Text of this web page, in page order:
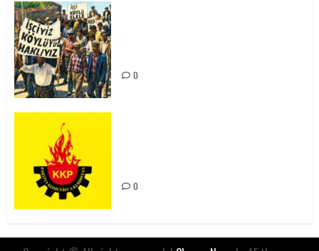
0
0